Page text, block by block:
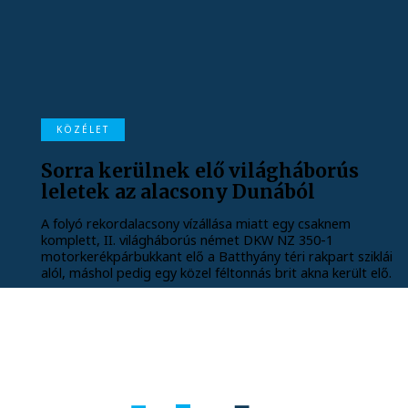
KÖZÉLET
Sorra kerülnek elő világháborús
leletek az alacsony Dunából
A folyó rekordalacsony vízállása miatt egy csaknem
komplett, II. világháborús német DKW NZ 350-1
motorkerékpárbukkant elő a Batthyány téri rakpart sziklái
alól, máshol pedig egy közel féltonnás brit akna került elő.